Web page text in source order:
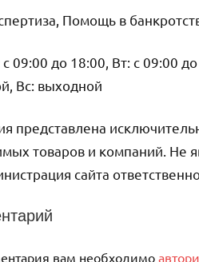
Помощь в
09:00 до 18:00, Вт: с 09:00
Вс: выходной
представлена
товаров и компаний. Не
сайта
вам необходимо